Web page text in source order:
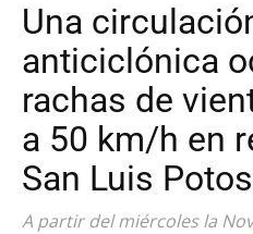
Una
anticiclónica
rachas de
a 50 km/h en
San Luis
A partir del miércoles la